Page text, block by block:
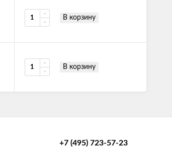
В корзину
В корзину
+7 (495) 723-57-23